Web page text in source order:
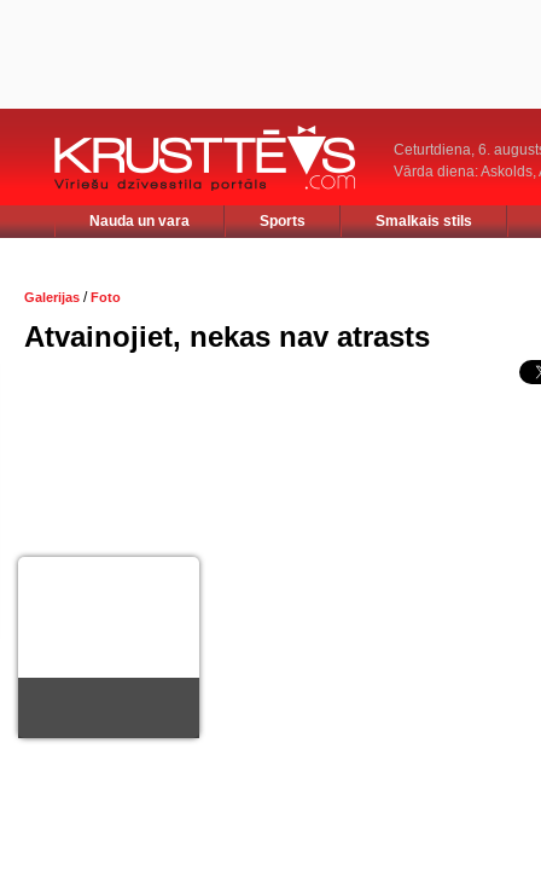
Ceturtdiena, 6.
Vārda diena: Askolds,
Nauda un vara Sports Smalkais stils
Galerijas /Foto
Atvainojiet, nekas nav atrasts